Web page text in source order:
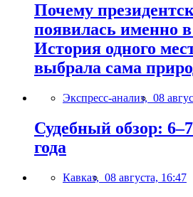
Почему
появилась именно в
История одного
выбрала сама
Экспресс-анализ, 08
Судебный обзор:
года
Кавказ, 08 августа, 16:47